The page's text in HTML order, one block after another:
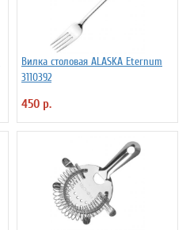
Вилка столовая ALASKA Eternum
3110392
450 р.